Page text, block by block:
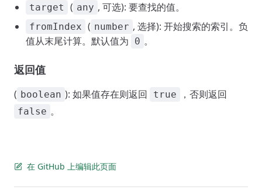
target ( any , 可选): 要查找的值。
fromIndex ( number , 选择): 开始搜索的索引。负
值从末尾计算。默认值为
0 。
返回值
( boolean ): 如果值存在则返回 true ，否则返回
false 。
在 GitHub 上编辑此页面